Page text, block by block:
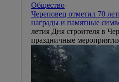
Общество
Череповец отметил 70
награды и памятные
летия Дня строителя в
праздничные